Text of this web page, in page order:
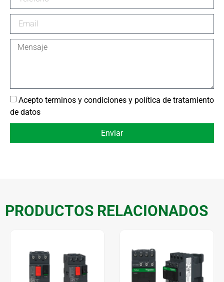
Acepto terminos y condiciones y política de tratamiento
de datos
Enviar
PRODUCTOS RELACIONADOS